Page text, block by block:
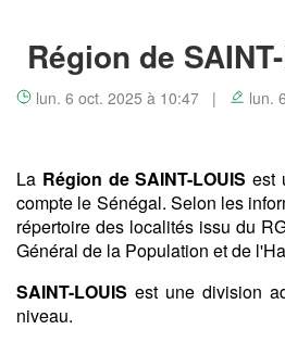
Région de
lun. 6 oct. 2025 à 10:47 | lun.
La Région de SAINT-LOUIS est
compte le Sénégal. Selon les
répertoire des localités issu du
Général de la Population et de
SAINT-LOUIS est une division
niveau.